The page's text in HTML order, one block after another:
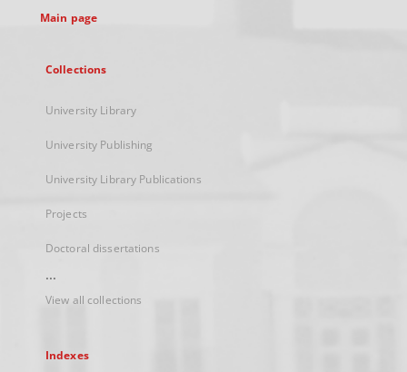
Main page
Collections
University Library
University Publishing
University Library Publications
Projects
Doctoral dissertations
...
View all collections
Indexes